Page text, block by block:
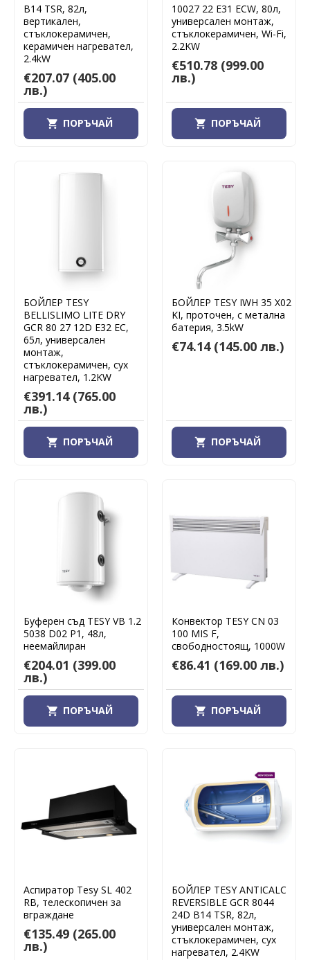
B14 TSR, 82л,
вертикален,
стъклокерамичен,
керамичен нагревател,
2.4kW
€207.07 (405.00
лв.)
ПОРЪЧАЙ
10027 22 E31 ECW, 80л,
универсален монтаж,
стъклокерамичен, Wi-Fi,
2.2KW
€510.78 (999.00
лв.)
ПОРЪЧАЙ
БОЙЛЕР TESY
BELLISLIMO LITE DRY
GCR 80 27 12D E32 EC,
65л, универсален
монтаж,
стъклокерамичен, сух
нагревател, 1.2KW
€391.14 (765.00
лв.)
ПОРЪЧАЙ
БОЙЛЕР TESY IWH 35 X02
KI, проточен, с метална
батерия, 3.5kW
€74.14 (145.00 лв.)
ПОРЪЧАЙ
Буферен съд TESY VB 1.2
5038 D02 P1, 48л,
неемайлиран
€204.01 (399.00
лв.)
ПОРЪЧАЙ
Конвектор TESY CN 03
100 MIS F,
свободностоящ, 1000W
€86.41 (169.00 лв.)
ПОРЪЧАЙ
Аспиратор Tesy SL 402
RB, телескопичен за
вграждане
€135.49 (265.00
лв.)
БОЙЛЕР TESY ANTICALC
REVERSIBLE GCR 8044
24D B14 TSR, 82л,
универсален монтаж,
стъклокерамичен, сух
нагревател, 2.4KW